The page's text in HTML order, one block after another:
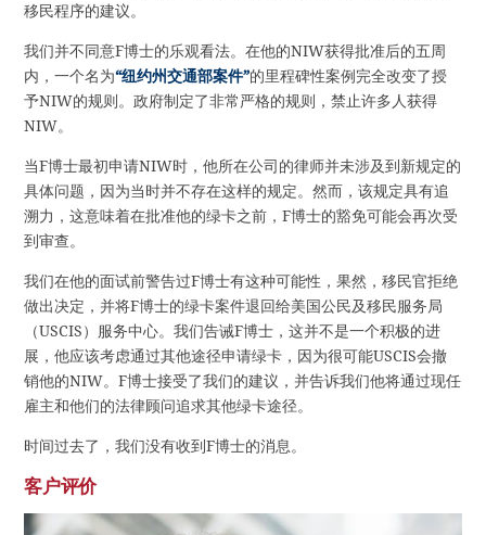
移民程序的建议。
我们并不同意F博士的乐观看法。在他的NIW获得批准后的五周
内，一个名为“纽约州交通部案件”的里程碑性案例完全改变了授
予NIW的规则。政府制定了非常严格的规则，禁止许多人获得
NIW。
当F博士最初申请NIW时，他所在公司的律师并未涉及到新规定的
具体问题，因为当时并不存在这样的规定。然而，该规定具有追
溯力，这意味着在批准他的绿卡之前，F博士的豁免可能会再次受
到审查。
我们在他的面试前警告过F博士有这种可能性，果然，移民官拒绝
做出决定，并将F博士的绿卡案件退回给美国公民及移民服务局
（USCIS）服务中心。我们告诫F博士，这并不是一个积极的进
展，他应该考虑通过其他途径申请绿卡，因为很可能USCIS会撤
销他的NIW。F博士接受了我们的建议，并告诉我们他将通过现任
雇主和他们的法律顾问追求其他绿卡途径。
时间过去了，我们没有收到F博士的消息。
客户评价